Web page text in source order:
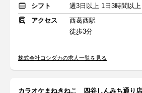
シフト
週3日以上 1日3時間以上
アクセス
西葛西駅
徒歩3分
株式会社コシダカの求人一覧を見る
カラオケまねきねこ 四谷しんみち通り店